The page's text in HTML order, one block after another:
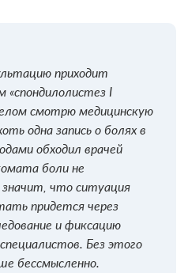
приходит
«спондилолистез I
смотрю медицинскую
одна запись о болях в
обходил врачей
боли не
что ситуация
придется через
и фиксацию
Без этого
бессмысленно.